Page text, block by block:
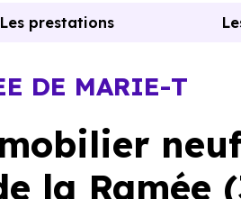
DE MARIE-T
la Ramée
Les prestations